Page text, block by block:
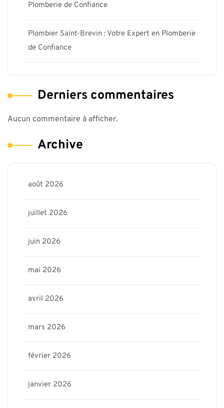
Plomberie de Confiance
Plombier Saint-Brevin : Votre Expert en Plomberie
de Confiance
Derniers commentaires
Aucun commentaire à afficher.
Archive
août 2026
juillet 2026
juin 2026
mai 2026
avril 2026
mars 2026
février 2026
janvier 2026